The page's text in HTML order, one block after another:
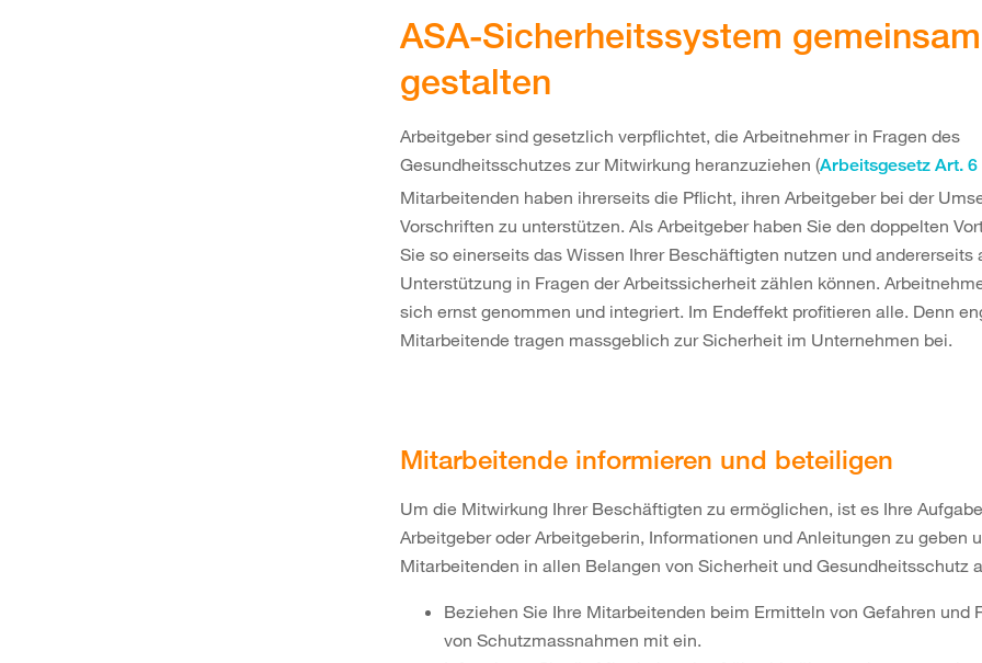
ASA-Sicherheitssystem gemeinsam
gestalten
Arbeitgeber sind gesetzlich verpflichtet, die Arbeitnehmer in Fragen des
Gesundheitsschutzes zur Mitwirkung heranzuziehen (Arbeitsgesetz Art. 6
Mitarbeitenden haben ihrerseits die Pflicht, ihren Arbeitgeber bei der
Vorschriften zu unterstützen. Als Arbeitgeber haben Sie den doppelten
Sie so einerseits das Wissen Ihrer Beschäftigten nutzen und andererseits
Unterstützung in Fragen der Arbeitssicherheit zählen können.
sich ernst genommen und integriert. Im Endeffekt profitieren alle. Denn
Mitarbeitende tragen massgeblich zur Sicherheit im Unternehmen bei.
Mitarbeitende informieren und beteiligen
Um die Mitwirkung Ihrer Beschäftigten zu ermöglichen, ist es Ihre
Arbeitgeber oder Arbeitgeberin, Informationen und Anleitungen zu geben
Mitarbeitenden in allen Belangen von Sicherheit und Gesundheitsschutz
Beziehen Sie Ihre Mitarbeitenden beim Ermitteln von Gefahren und
von Schutzmassnahmen mit ein.